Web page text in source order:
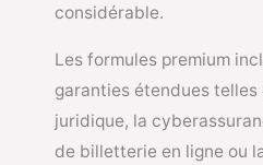
considérable.
Les formules premium
garanties étendues
juridique, la
de billetterie en ligne ou